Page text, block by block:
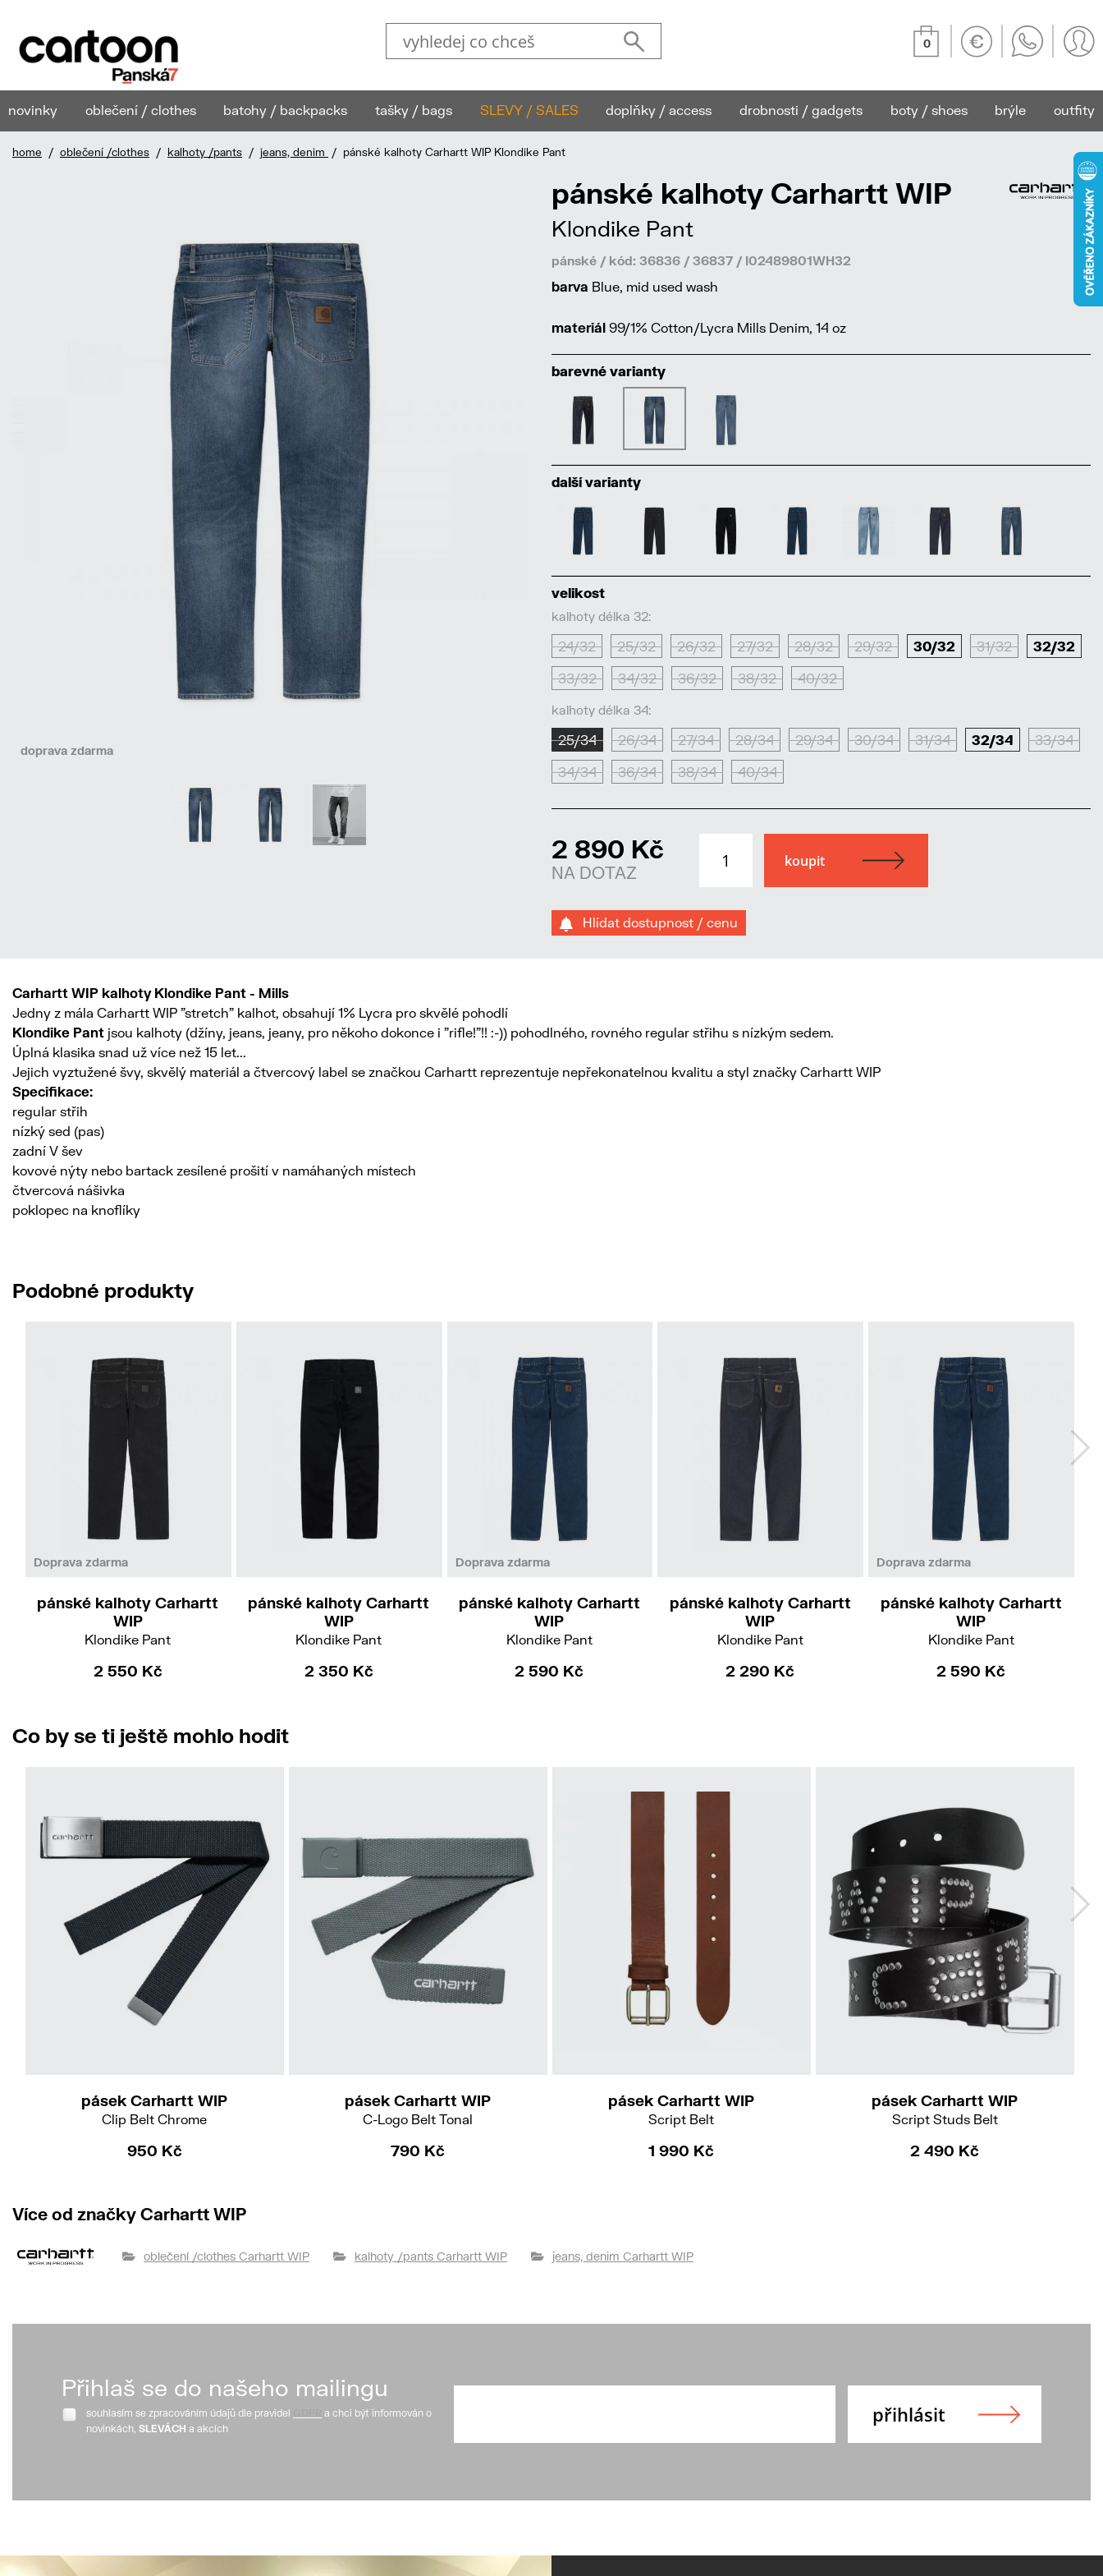
0
novinky oblečení / clothes batohy / backpacks tašky / bags SLEVY / SALES doplňky / access drobnosti / gadgets boty / shoes brýle outfity
home / oblečení /clothes / kalhoty /pants / jeans, denim / pánské kalhoty Carhartt WIP Klondike Pant
doprava zdarma
pánské kalhoty Carhartt WIP
Klondike Pant
pánské / kód: 36836 / 36837 / I02489801WH32
barva Blue, mid used wash
materiál 99/1% Cotton/Lycra Mills Denim, 14 oz
barevné varianty
další varianty
velikost
kalhoty délka 32:
24/32 25/32 26/32 27/32 28/32 29/32 30/32 31/32 32/32
33/32 34/32 36/32 38/32 40/32
kalhoty délka 34:
25/34 26/34 27/34 28/34 29/34 30/34 31/34 32/34 33/34
34/34 36/34 38/34 40/34
2 890 Kč
NA DOTAZ
Hlídat dostupnost / cenu
Carhartt WIP kalhoty Klondike Pant - Mills
Jedny z mála Carhartt WIP "stretch" kalhot, obsahují 1% Lycra pro skvělé pohodlí
Klondike Pant jsou kalhoty (džíny, jeans, jeany, pro někoho dokonce i "rifle!"!! :-)) pohodlného, rovného regular střihu s nízkým sedem.
Úplná klasika snad už více než 15 let...
Jejich vyztužené švy, skvělý materiál a čtvercový label se značkou Carhartt reprezentuje nepřekonatelnou kvalitu a styl značky Carhartt WIP
Specifikace:
regular střih
nízký sed (pas)
zadní V šev
kovové nýty nebo bartack zesílené prošití v namáhaných místech
čtvercová nášivka
poklopec na knoflíky
Podobné produkty
Doprava zdarma
32/34
pánské kalhoty Carhartt
WIP
Klondike Pant
2 550 Kč
pánské kalhoty Carhartt
WIP
Klondike Pant
2 350 Kč
Doprava zdarma
32/34
pánské kalhoty Carhartt
WIP
Klondike Pant
2 590 Kč
pánské kalhoty Carhartt
WIP
Klondike Pant
2 290 Kč
Doprava zdarma
31/32 33/32
40/32
pánské kalhoty Carhartt
WIP
Klondike Pant
2 590 Kč
Co by se ti ještě mohlo hodit
pásek Carhartt WIP
Clip Belt Chrome
950 Kč
pásek Carhartt WIP
C-Logo Belt Tonal
790 Kč
pásek Carhartt WIP
Script Belt
1 990 Kč
pásek Carhartt WIP
Script Studs Belt
2 490 Kč
Více od značky Carhartt WIP
oblečení /clothes Carhartt WIP kalhoty /pants Carhartt WIP jeans, denim Carhartt WIP
Přihlaš se do našeho mailingu
souhlasím se zpracováním údajů dle pravidel
a chci být informován o
novinkách, SLEVÁCH a akcích